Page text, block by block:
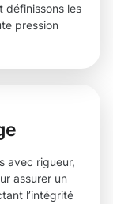
définissons les
pression
avec rigueur,
assurer un
l’intégrité